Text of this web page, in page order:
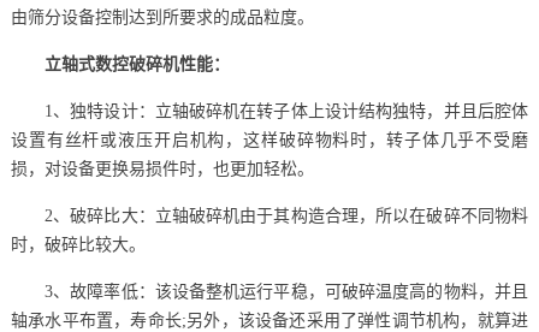
由筛分设备控制达到所要求的成品粒度。
立轴式数控破碎机性能：
1、独特设计：立轴破碎机在转子体上设计结构独特，并且后腔体
设置有丝杆或液压开启机构，这样破碎物料时，转子体几乎不受磨
损，对设备更换易损件时，也更加轻松。
2、破碎比大：立轴破碎机由于其构造合理，所以在破碎不同物料
时，破碎比较大。
3、故障率低：该设备整机运行平稳，可破碎温度高的物料，并且
轴承水平布置，寿命长;另外，该设备还采用了弹性调节机构，就算进